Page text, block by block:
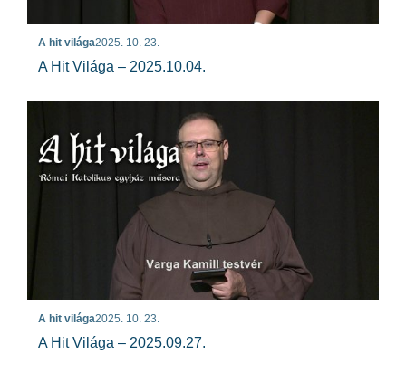
A hit világa2025. 10. 23.
A Hit Világa – 2025.10.04.
A hit világa2025. 10. 23.
A Hit Világa – 2025.09.27.